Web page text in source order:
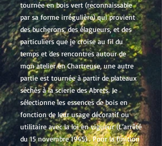
tournée en bois vert (reconnaissable
par sa forme irrégulière) qui provient
des bucherons, des élagueurs, et des
particuliers que je croise au fil du
temps et des rencontres autour de
mon atelier en Chartreuse, une autre
partie est tournée à partir de plateaux
séchés à la scierie des Abrets. Je
sélectionne les essences de bois en
fonction de leur usage décoratif ou
utilitaire avec la loi en vigueur (L’arrêté
du 15 novembre 1945) . Pour la finition